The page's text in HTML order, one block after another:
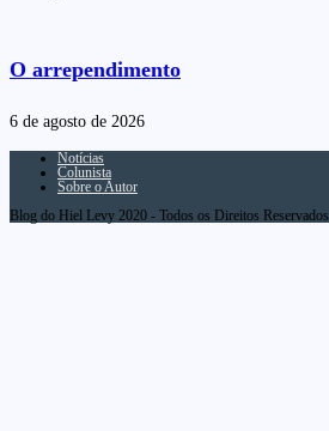
O arrependimento
6 de agosto de 2026
Notícias
Colunista
Sobre o Autor
Blog do Hiel Levy 2020 - Todos os Direitos Reservados